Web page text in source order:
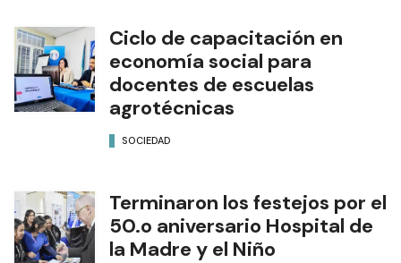
Ciclo de capacitación en
economía social para
docentes de escuelas
agrotécnicas
SOCIEDAD
Terminaron los festejos por el
50.o aniversario Hospital de
la Madre y el Niño